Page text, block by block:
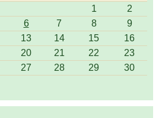
1
2
6 7 8
9
13 14 15
16
20 21 22
23
27 28 29
30